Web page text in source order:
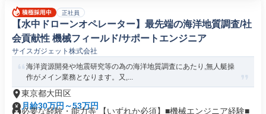
正社員
【水中ドローンオペレーター】最先端の海洋地質調査/社
会貢献性 機械フィールド/サポートエンジニア
サイスガジェット株式会社
海洋資源開発や地震研究等の為の海洋地質調査にあたり,無人艇操
作がメイン業務となります。又,...
東京都大田区
月給30万円～53万円
必要な経験・能力等 【いずれか必須】■機械エンジニア経験■